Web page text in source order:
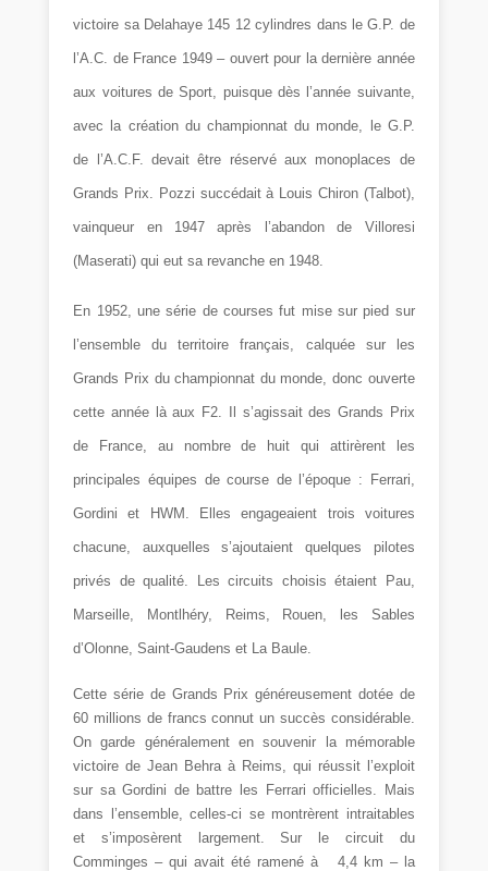
victoire sa Delahaye 145 12 cylindres dans le G.P. de
l’A.C. de France 1949 – ouvert pour la dernière année
aux voitures de Sport, puisque dès l’année suivante,
avec la création du championnat du monde, le G.P.
de l’A.C.F. devait être réservé aux monoplaces de
Grands Prix. Pozzi succédait à Louis Chiron (Talbot),
vainqueur en 1947 après l’abandon de Villoresi
(Maserati) qui eut sa revanche en 1948.
En 1952, une série de courses fut mise sur pied sur
l’ensemble du territoire français, calquée sur les
Grands Prix du championnat du monde, donc ouverte
cette année là aux F2. Il s’agissait des Grands Prix
de France, au nombre de huit qui attirèrent les
principales équipes de course de l’époque : Ferrari,
Gordini et HWM. Elles engageaient trois voitures
chacune, auxquelles s’ajoutaient quelques pilotes
privés de qualité. Les circuits choisis étaient Pau,
Marseille, Montlhéry, Reims, Rouen, les Sables
d’Olonne, Saint-Gaudens et La Baule.
Cette série de Grands Prix généreusement dotée de
60 millions de francs connut un succès considérable.
On garde généralement en souvenir la mémorable
victoire de Jean Behra à Reims, qui réussit l’exploit
sur sa Gordini de battre les Ferrari officielles. Mais
dans l’ensemble, celles-ci se montrèrent intraitables
et s’imposèrent largement. Sur le circuit du
Comminges – qui avait été ramené à
4,4 km – la